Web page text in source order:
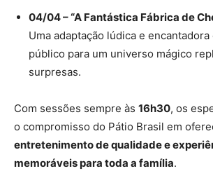
04/04 – “A Fantástica Fábrica de
Uma adaptação lúdica e
público para um universo mágico
surpresas.
Com sessões sempre às 16h30, os
o compromisso do Pátio Brasil em
entretenimento de qualidade e
memoráveis para toda a família.